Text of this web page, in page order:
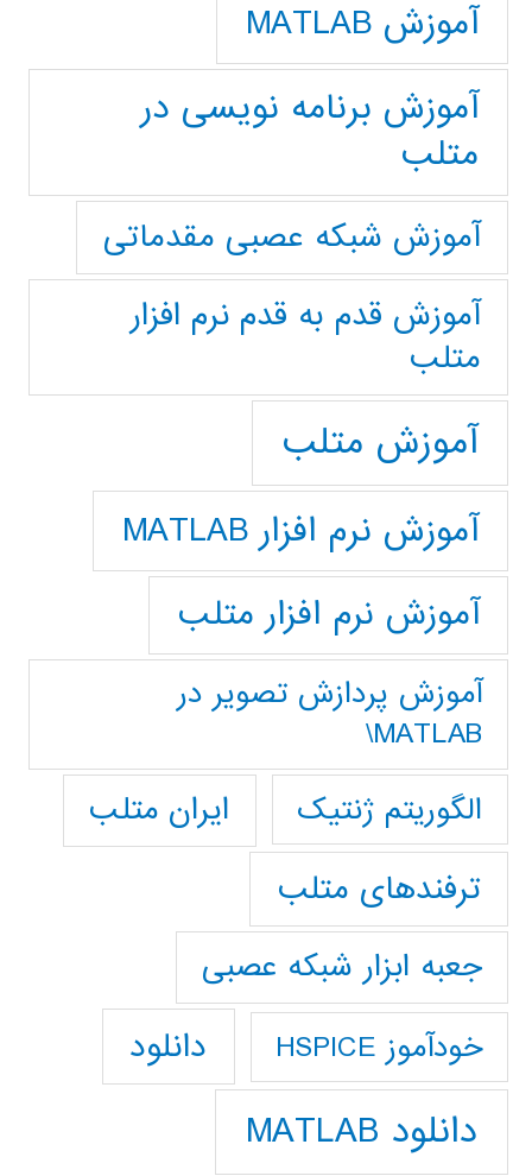
آموزش MATLAB
آموزش برنامه نویسی در
متلب
آموزش شبکه عصبی مقدماتی
آموزش قدم به قدم نرم افزار
متلب
آموزش متلب
آموزش نرم افزار MATLAB
آموزش نرم افزار متلب
آموزش پردازش تصوير در
MATLAB\
الگوریتم ژنتیک
ایران متلب
ترفندهای متلب
جعبه ابزار شبکه عصبی
خودآموز HSPICE دانلود
دانلود MATLAB